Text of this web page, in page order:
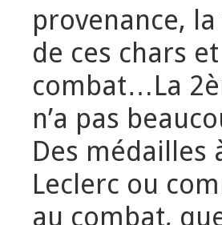
provenance,
de ces chars
combat…La
n’a pas
Des médailles
Leclerc ou
au combat,